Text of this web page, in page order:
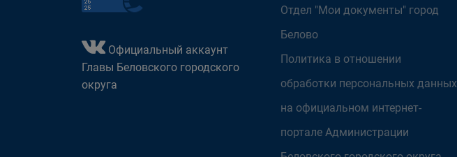
Официальный аккаунт
Главы Беловского городского
округа
Отдел "Мои документы" город
Белово
Политика в отношении
обработки персональных данных
на официальном интернет-
портале Администрации